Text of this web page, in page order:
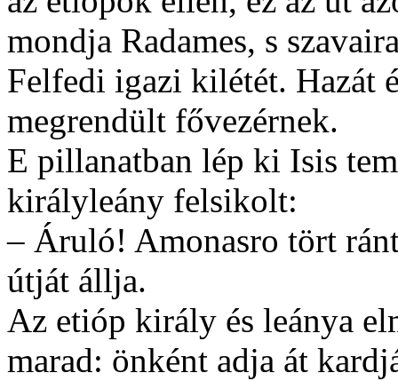
mondja Radames, s
Felfedi igazi kilétét. Hazát
megrendült fővezérnek.
E pillanatban lép ki Isis
királyleány felsikolt:
– Áruló! Amonasro tört
útját állja.
Az etióp király és leánya
marad: önként adja át